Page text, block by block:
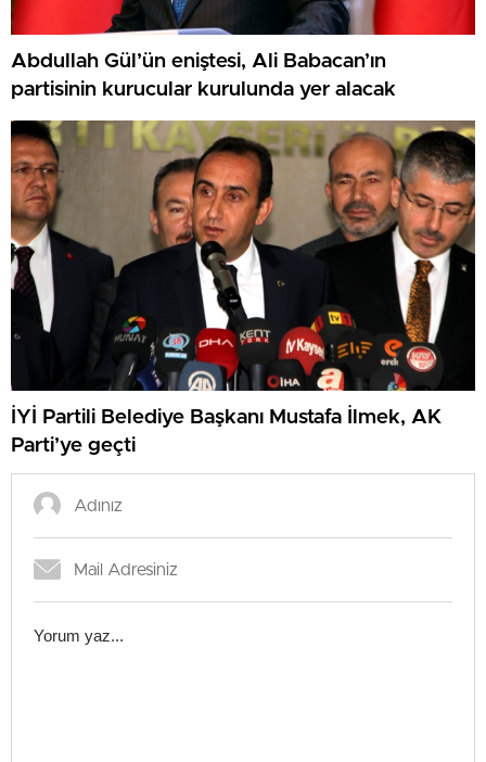
Abdullah Gül’ün eniştesi, Ali Babacan’ın
partisinin kurucular kurulunda yer alacak
İYİ Partili Belediye Başkanı Mustafa İlmek, AK
Parti’ye geçti